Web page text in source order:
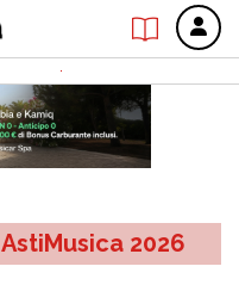
AstiMusica 2026